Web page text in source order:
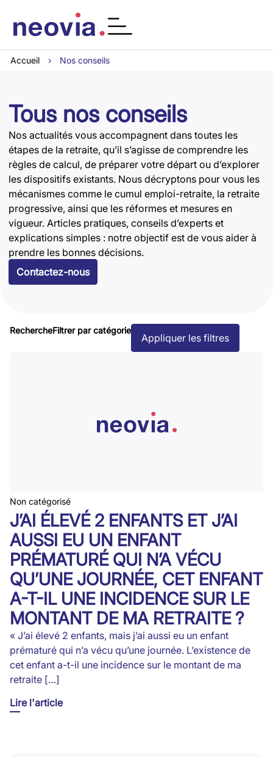
Accueil › Nos conseils
Tous nos conseils
Nos actualités vous accompagnent dans toutes les
étapes de la retraite, qu’il s’agisse de comprendre les
règles de calcul, de préparer votre départ ou d’explorer
les dispositifs existants. Nous décryptons pour vous les
mécanismes comme le cumul emploi-retraite, la retraite
progressive, ainsi que les réformes et mesures en
vigueur. Articles pratiques, conseils d’experts et
explications simples : notre objectif est de vous aider à
prendre les bonnes décisions.
Contactez-nous
RechercheFiltrer par catégorie
Appliquer les filtres
Non catégorisé
J’AI ÉLEVÉ 2 ENFANTS ET J’AI
AUSSI EU UN ENFANT
PRÉMATURÉ QUI N’A VÉCU
QU’UNE JOURNÉE, CET ENFANT
A-T-IL UNE INCIDENCE SUR LE
MONTANT DE MA RETRAITE ?
« J’ai élevé 2 enfants, mais j’ai aussi eu un enfant
prématuré qui n’a vécu qu’une journée. L’existence de
cet enfant a-t-il une incidence sur le montant de ma
retraite […]
Lire l'article